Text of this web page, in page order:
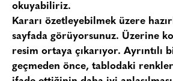
okuyabiliriz.
Kararı özetleyebilmek üzere
sayfada görüyorsunuz. Üzerine
resim ortaya çıkarıyor. Ayrıntılı
geçmeden önce, tablodaki